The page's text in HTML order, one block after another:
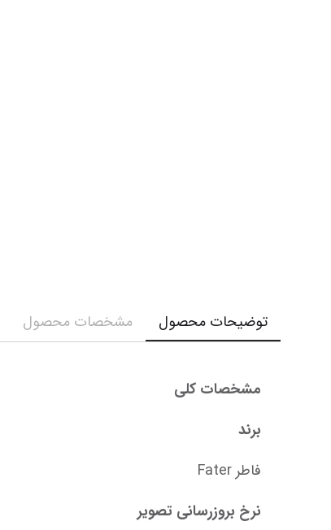
توضیحات محصول مشخصات محصول
مشخصات کلی
برند
فاطر Fater
نرخ بروزرسانی تصویر